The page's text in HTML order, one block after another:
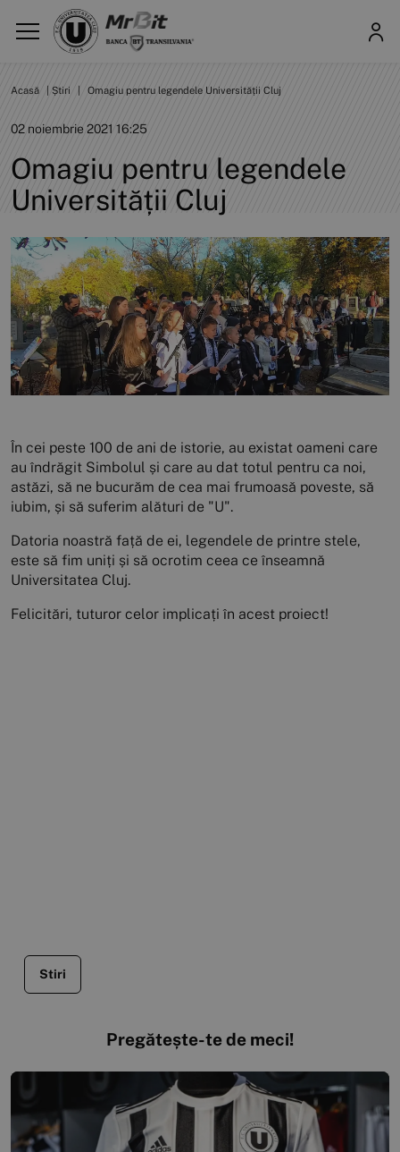
Acasă Știri Omagiu pentru legendele Universității Cluj
02 noiembrie 2021 16:25
Omagiu pentru legendele
Universității Cluj
În cei peste 100 de ani de istorie, au existat oameni care
au îndrăgit Simbolul și care au dat totul pentru ca noi,
astăzi, să ne bucurăm de cea mai frumoasă poveste, să
iubim, și să suferim alături de "U".
Datoria noastră față de ei, legendele de printre stele,
este să fim uniți și să ocrotim ceea ce înseamnă
Universitatea Cluj.
Felicitări, tuturor celor implicați în acest proiect!
Stiri
Pregătește-te de meci!